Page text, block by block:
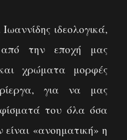
ιδεολογικά,
την εποχή μας
χρώματα μορφές
για να μας
του όλα όσα
είναι «ανοηματική» η